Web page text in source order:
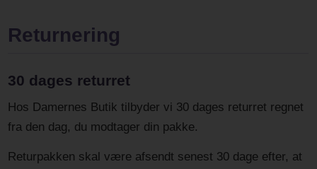
Returnering
30 dages returret
Hos Damernes Butik tilbyder vi 30 dages returret regnet
fra den dag, du modtager din pakke.
Returpakken skal være afsendt senest 30 dage efter, at